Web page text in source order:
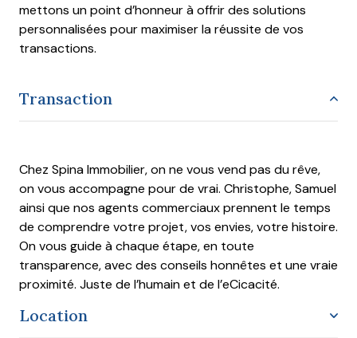
mettons un point d’honneur à offrir des solutions
personnalisées pour maximiser la réussite de vos
transactions.
Transaction
Chez Spina Immobilier, on ne vous vend pas du rêve,
on vous accompagne pour de vrai. Christophe, Samuel
ainsi que nos agents commerciaux prennent le temps
de comprendre votre projet, vos envies, votre histoire.
On vous guide à chaque étape, en toute
transparence, avec des conseils honnêtes et une vraie
proximité. Juste de l’humain et de l’eCicacité.
Location